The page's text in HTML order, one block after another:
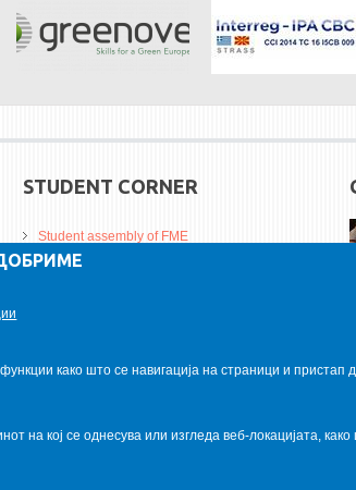
STUDENT CORNER
Student assembly of FME
Da Vinci Magazinne
како што се навигација на страници и пристап
кој се однесува или изгледа веб-локацијата,